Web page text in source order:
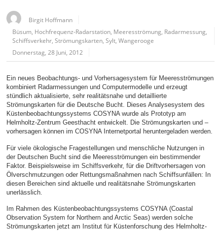
Birgit Hoffmann
Büsum Hochfrequenz-Radarstation Meeresströmung Radarmessung
Schiffsverkehr ,Strömungskarten ,Sylt ,Wangerooge
Donnerstag, 28 Juni, 2012
Ein neues Beobachtungs- und Vorhersagesystem für Meeresströmungen
kombiniert Radarmessungen und Computermodelle und erzeugt
stündlich aktualisierte, sehr realitätsnahe und detaillierte
Strömungskarten für die Deutsche Bucht. Dieses Analysesystem des
Küstenbeobachtungssystems COSYNA wurde als Prototyp am
Helmholtz-Zentrum Geesthacht entwickelt. Die Strömungskarten und –
vorhersagen können im COSYNA Internetportal heruntergeladen werden.
Für viele ökologische Fragestellungen und menschliche Nutzungen in
der Deutschen Bucht sind die Meeresströmungen ein bestimmender
Faktor. Beispielsweise im Schiffsverkehr, für die Driftvorhersagen von
Ölverschmutzungen oder Rettungsmaßnahmen nach Schiffsunfällen: In
diesen Bereichen sind aktuelle und realitätsnahe Strömungskarten
unerlässlich.
Im Rahmen des Küstenbeobachtungssystems COSYNA (Coastal
Observation System for Northern and Arctic Seas) werden solche
Strömungskarten jetzt am Institut für Küstenforschung des Helmholtz-